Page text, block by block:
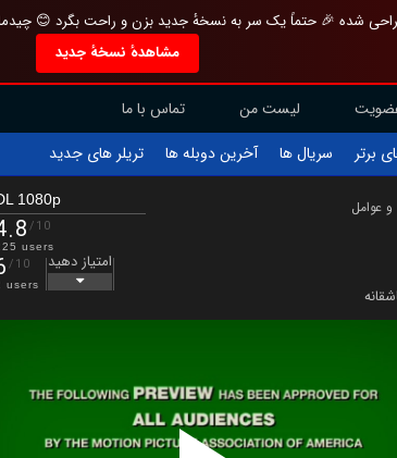
شده 🎉 حتماً یک سر به نسخهٔ جدید بزن و راحت بگرد 😊
مشاهدهٔ نسخهٔ جدید
لیست من
تماس با ما
برتر سریال ها آخرین دوبله ها تریلر های جدید
و عوامل 1080p
/10
users
/10
users
امتیاز دهید